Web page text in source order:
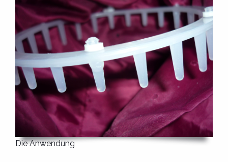
Die Anwendung